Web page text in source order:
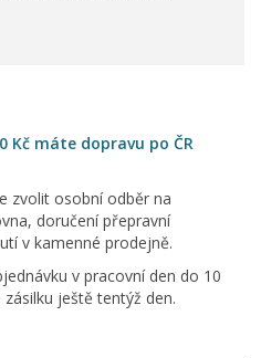
Kč máte dopravu po ČR
zvolit osobní odběr na
doručení přepravní
v kamenné prodejně.
v pracovní den do 10
ještě tentýž den.